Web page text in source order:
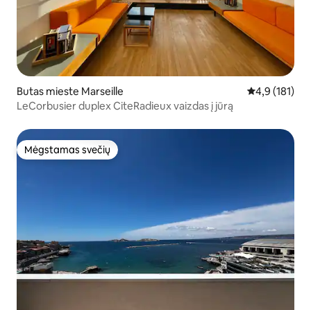
Butas mieste Marseille Vidutinis
4,9 (181)
LeCorbusier duplex CiteRadieux vaizdas į jūrą
Mėgstamas svečių
Mėgstamas svečių